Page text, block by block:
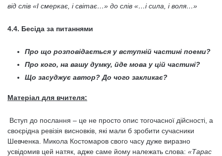
від слів «І смеркає, і світає…» до слів «…і сила, і воля…»
4.4. Бесіда за питаннями
Про що розповідається у вступній частині поеми?
Про кого, на вашу думку, йде мова у цій частині?
Що засуджує автор? До чого закликає?
Матеріал для вчителя:
Вступ до послання – це не просто опис тогочасної дійсності, а
своєрідна ревізія висновків, які мали б зробити сучасники
Шевченка. Микола Костомаров свого часу дуже виразно
усвідомив цей натяк, адже саме йому належать слова: «Тарас